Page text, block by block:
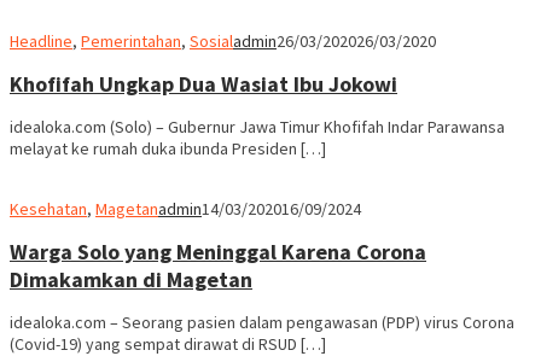
Headline, Pemerintahan, Sosialadmin26/03/202026/03/2020
Khofifah Ungkap Dua Wasiat Ibu Jokowi
idealoka.com (Solo) – Gubernur Jawa Timur Khofifah Indar Parawansa
melayat ke rumah duka ibunda Presiden […]
Kesehatan, Magetanadmin14/03/202016/09/2024
Warga Solo yang Meninggal Karena Corona
Dimakamkan di Magetan
idealoka.com – Seorang pasien dalam pengawasan (PDP) virus Corona
(Covid-19) yang sempat dirawat di RSUD […]